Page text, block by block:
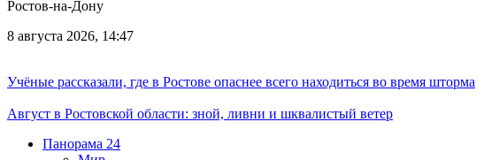
Ростов-на-Дону
8 августа 2026, 14:47
Учёные рассказали, где в Ростове опаснее всего находиться во время шторма
Август в Ростовской области: зной, ливни и шквалистый ветер
Панорама 24